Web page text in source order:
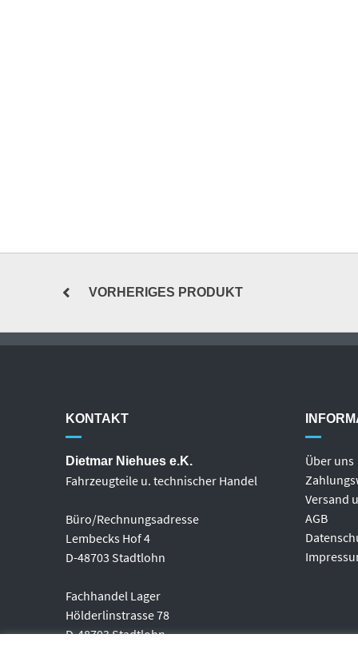
VORHERIGES PRODUKT
KONTAKT
Dietmar Niehues e.K.
Fahrzeugteile u. technischer Handel
Büro/Rechnungsadresse
Lembecks Hof 4
D-48703 Stadtlohn
Fachhandel Lager
Hölderlinstrasse 78
D-48703 Stadtlohn
Über uns
Versand
AGB